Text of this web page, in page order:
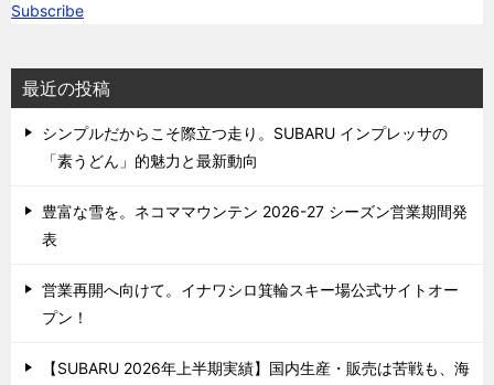
Subscribe
最近の投稿
シンプルだからこそ際立つ走り。SUBARU インプレッサの
「素うどん」的魅力と最新動向
豊富な雪を。ネコママウンテン 2026-27 シーズン営業期間発
表
営業再開へ向けて。イナワシロ箕輪スキー場公式サイトオー
プン！
【SUBARU 2026年上半期実績】国内生産・販売は苦戦も、海